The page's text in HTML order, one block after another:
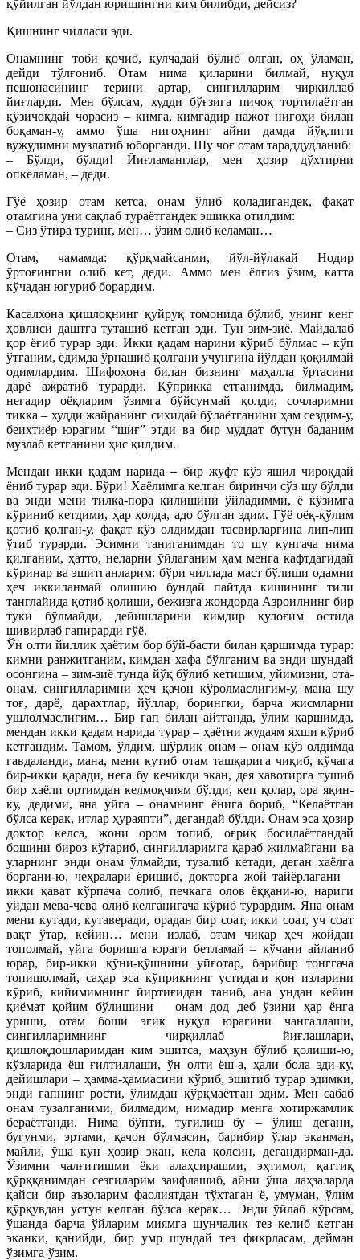
қўйилган йўлдан юришингни ким билибди, дейсиз?
Қишнинг чилласи эди.
Онамнинг тоби қочиб, кулчадай бўлиб олган, оҳ ўламан,
дейди тўлғониб. Отам нима қиларини билмай, нуқул
пешонасининг терини артар, сингилларим чирқиллаб
йиғларди. Мен бўлсам, худди бўғзига пичоқ тортилаётган
қўзичоқдай чорасиз – кимга, кимгадир нажот нигоҳи билан
боқаман-у, аммо ўша нигоҳнинг айни дамда йўқлиги
вужудимни музлатиб юборганди. Шу чоғ отам тараддудланиб:
– Бўлди, бўлди! Йиғламанглар, мен ҳозир дўхтирни
опкеламан, – деди.
Гўё ҳозир отам кетса, онам ўлиб қоладигандек, фақат
отамгина уни сақлаб тураётгандек эшикка отилдим:
– Сиз ўтира туринг, мен… ўзим олиб келаман…
Отам, чамамда: қўрқмайсанми, йўл-йўлакай Нодир
ўртоғингни олиб кет, деди. Аммо мен ёлғиз ўзим, катта
кўчадан югуриб борардим.
Касалхона қишлоқнинг қуйруқ томонида бўлиб, унинг кенг
ҳовлиси даштга туташиб кетган эди. Тун зим-зиё. Майдалаб
қор ёғиб турар эди. Икки қадам нарини кўриб бўлмас – кўп
ўтганим, ёдимда ўрнашиб қолгани учунгина йўлдан қоқилмай
одимлардим. Шифохона билан бизнинг маҳалла ўртасини
дарё ажратиб турарди. Кўприкка етганимда, билмадим,
негадир оёқларим ўзимга бўйсунмай қолди, сочларимни
тикка – худди жайранинг сихидай бўлаётганини ҳам сездим-у,
беихтиёр юрагим “шиғ” этди ва бир муддат бутун баданим
музлаб кетганини ҳис қилдим.
Мендан икки қадам нарида – бир жуфт кўз яшил чироқдай
ёниб турар эди. Бўри! Хаёлимга келган биринчи сўз шу бўлди
ва энди мени тилка-пора қилишини ўйладимми, ё кўзимга
кўриниб кетдими, ҳар ҳолда, адо бўлган эдим. Гўё оёқ-қўлим
қотиб қолган-у, фақат кўз олдимдан тасвирларгина лип-лип
ўтиб турарди. Эсимни таниганимдан то шу кунгача нима
қилганим, ҳатто, неларни ўйлаганим ҳам менга кафтдагидай
кўринар ва эшитганларим: бўри чиллада маст бўлиши одамни
ҳеч иккиланмай олишию бундай пайтда кишининг тили
танглайида қотиб қолиши, бежизга жондорда Азроилнинг бир
туки бўлмайди, дейишларини кимдир қулоғим остида
шивирлаб гапирарди гўё.
Ўн олти йиллик ҳаётим бор бўй-басти билан қаршимда турар:
кимни ранжитганим, кимдан хафа бўлганим ва энди шундай
осонгина – зим-зиё тунда йўқ бўлиб кетишим, уйимизни, ота-
онам, сингилларимни ҳеч қачон кўролмаслигим-у, мана шу
тоғ, дарё, дарахтлар, йўллар, борингки, барча жисмларни
ушлолмаслигим… Бир гап билан айтганда, ўлим қаршимда,
мендан икки қадам нарида турар – ҳаётни жудаям яхши кўриб
кетгандим. Тамом, ўлдим, шўрлик онам – онам кўз олдимда
гавдаланди, мана, мени кутиб отам ташқарига чиқиб, кўчага
бир-икки қаради, нега бу кечикди экан, дея хавотирга тушиб
бир хаёли ортимдан келмоқчиям бўлди, кеп қолар, ора яқин-
ку, дедими, яна уйга – онамнинг ёнига бориб, “Келаётган
бўлса керак, итлар ҳураяпти”, дегандай бўлди. Онам эса ҳозир
доктор келса, жони ором топиб, оғриқ босилаётгандай
бошини бироз кўтариб, сингилларимга қараб жилмайгани ва
уларнинг энди онам ўлмайди, тузалиб кетади, деган хаёлга
боргани-ю, чеҳралари ёришиб, докторга жой тайёрлагани –
икки қават кўрпача солиб, печкага олов ёққани-ю, нариги
уйдан мева-чева олиб келганигача кўриб турардим. Яна онам
мени кутади, кутаверади, орадан бир соат, икки соат, уч соат
вақт ўтар, кейин… мени излаб, отам чиқар ҳеч жойдан
тополмай, уйга боришга юраги бетламай – кўчани айланиб
юрар, бир-икки қўни-қўшнини уйғотар, барибир тонггача
топишолмай, саҳар эса кўприкнинг устидаги қон изларини
кўриб, кийимимнинг йиртиғидан таниб, ана ундан кейин
қиёмат қойим бўлишини – онам дод деб ўзини ҳар ёнга
уриши, отам боши эгик нуқул юрагини чангаллаши,
сингилларимнинг чирқиллаб йиғлашлари,
қишлоқдошларимдан ким эшитса, маҳзун бўлиб қолиши-ю,
кўзларида ёш ғилтиллаши, ўн олти ёш-а, ҳали бола эди-ку,
дейишлари – ҳамма-ҳаммасини кўриб, эшитиб турар эдимки,
энди гапнинг рости, ўлимдан қўрқмаётган эдим. Мен сабаб
онам тузалганими, билмадим, нимадир менга хотиржамлик
бераётганди. Нима бўпти, туғилиш бу – ўлиш дегани,
бугунми, эртами, қачон бўлмасин, барибир ўлар эканман,
майли, ўша кун ҳозир экан, кела қолсин, дегандирман-да.
Ўзимни чалғитишми ёки алаҳсирашми, эҳтимол, қаттиқ
қўрққанимдан сезгиларим заифлашиб, айни ўша лаҳзаларда
қайси бир аъзоларим фаолиятдан тўхтаган ё, умуман, ўлим
қўрқувдан устун келган бўлса керак… Энди ўйлаб кўрсам,
ўшанда барча ўйларим миямга шунчалик тез келиб кетган
эканки, қанийди, бир умр шундай тез фикрласам, дейман
ўзимга-ўзим.